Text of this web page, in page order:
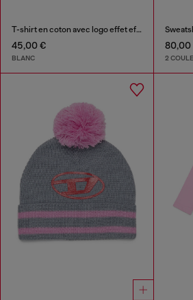
T-shirt en coton avec logo effet effiloché
45,00 €
BLANC
80,00
2